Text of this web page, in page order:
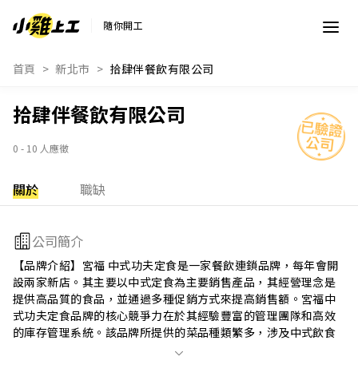
隨你開工
首頁 新北市 拾肆伴餐飲有限公司
拾肆伴餐飲有限公司
0 - 10 人應徵
關於 職缺
公司簡介
【品牌介紹】宮福 中式功夫定食是一家餐飲連鎖品牌，每年會開
設兩家新店。其主要以中式定食為主要銷售產品，其經營理念是
提供高品質的食品，並通過多種促銷方式來提高銷售額。宮福中
式功夫定食品牌的核心競爭力在於其經驗豐富的管理團隊和高效
的庫存管理系統。該品牌所提供的菜品種類繁多，涉及中式飲食
的各個方面，包括湯品、主食、小菜等等，其價格也相對價廉物